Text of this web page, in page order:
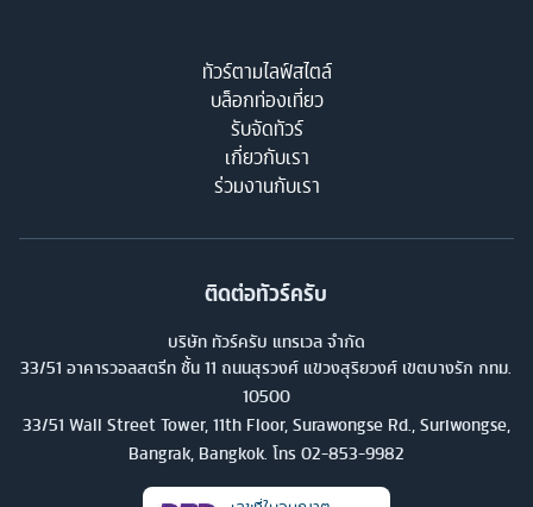
ทัวร์ตามไลฟ์สไตล์
บล็อกท่องเที่ยว
รับจัดทัวร์
เกี่ยวกับเรา
ร่วมงานกับเรา
ติดต่อทัวร์ครับ
บริษัท ทัวร์ครับ แทรเวล จำกัด
33/51 อาคารวอลสตรีท ชั้น 11 ถนนสุรวงศ์ แขวงสุริยวงศ์ เขตบางรัก กทม.
10500
33/51 Wall Street Tower, 11th Floor, Surawongse Rd., Suriwongse,
Bangrak, Bangkok. โทร 02-853-9982